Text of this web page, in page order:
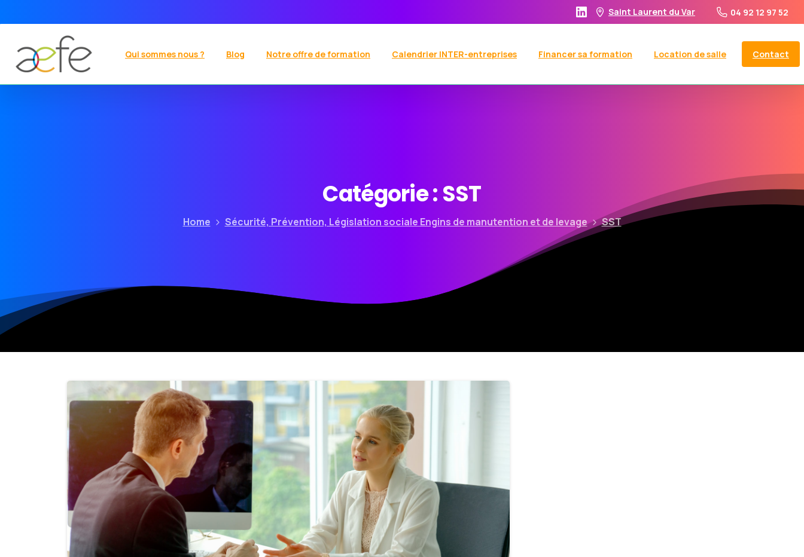
Saint Laurent du Var 04 92 12 97 52
Qui sommes nous ? Blog Notre offre de formation Calendrier INTER-entreprises Financer sa formation Location de salle Contact
Catégorie :SST
Home Sécurité, Prévention, Législation sociale Engins de manutention et de levage SST